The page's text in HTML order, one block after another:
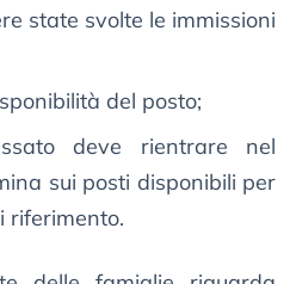
state svolte le immissioni
del posto;
deve rientrare nel
sui posti disponibili per
riferimento.